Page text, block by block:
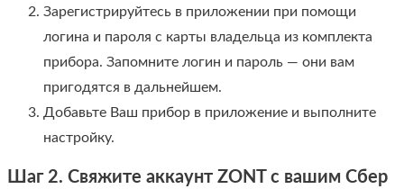
Зарегистрируйтесь в приложении при помощи
логина и пароля с карты владельца из комплекта
прибора. Запомните логин и пароль — они вам
пригодятся в дальнейшем.
Добавьте Ваш прибор в приложение и выполните
настройку.
Шаг 2. Свяжите аккаунт ZONT с вашим Сбер